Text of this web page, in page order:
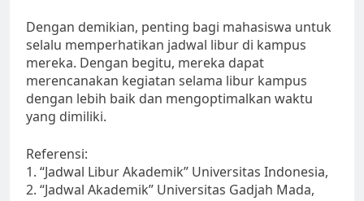
Dengan demikian, penting bagi mahasiswa untuk
selalu memperhatikan jadwal libur di kampus
mereka. Dengan begitu, mereka dapat
merencanakan kegiatan selama libur kampus
dengan lebih baik dan mengoptimalkan waktu
yang dimiliki.
Referensi:
1. “Jadwal Libur Akademik” Universitas Indonesia,
2. “Jadwal Akademik” Universitas Gadjah Mada,